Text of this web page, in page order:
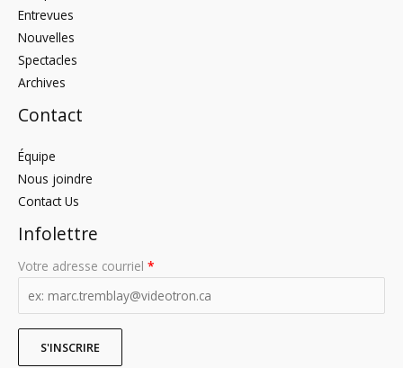
Entrevues
Nouvelles
Spectacles
Archives
Contact
Équipe
Nous joindre
Contact Us
Infolettre
Votre adresse courriel *